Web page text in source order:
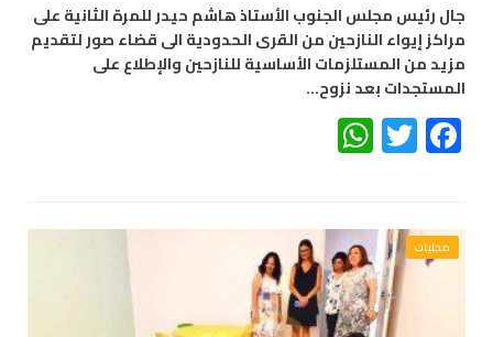
جال رئيس مجلس الجنوب الأستاذ هاشم حيدر للمرة الثانية على
مراكز إيواء النازحين من القرى الحدودية الى قضاء صور لتقديم
مزيد من المستلزمات الأساسية للنازحين والإطلاع على
المستجدات بعد نزوح…
Facebook
Twitter
محليات